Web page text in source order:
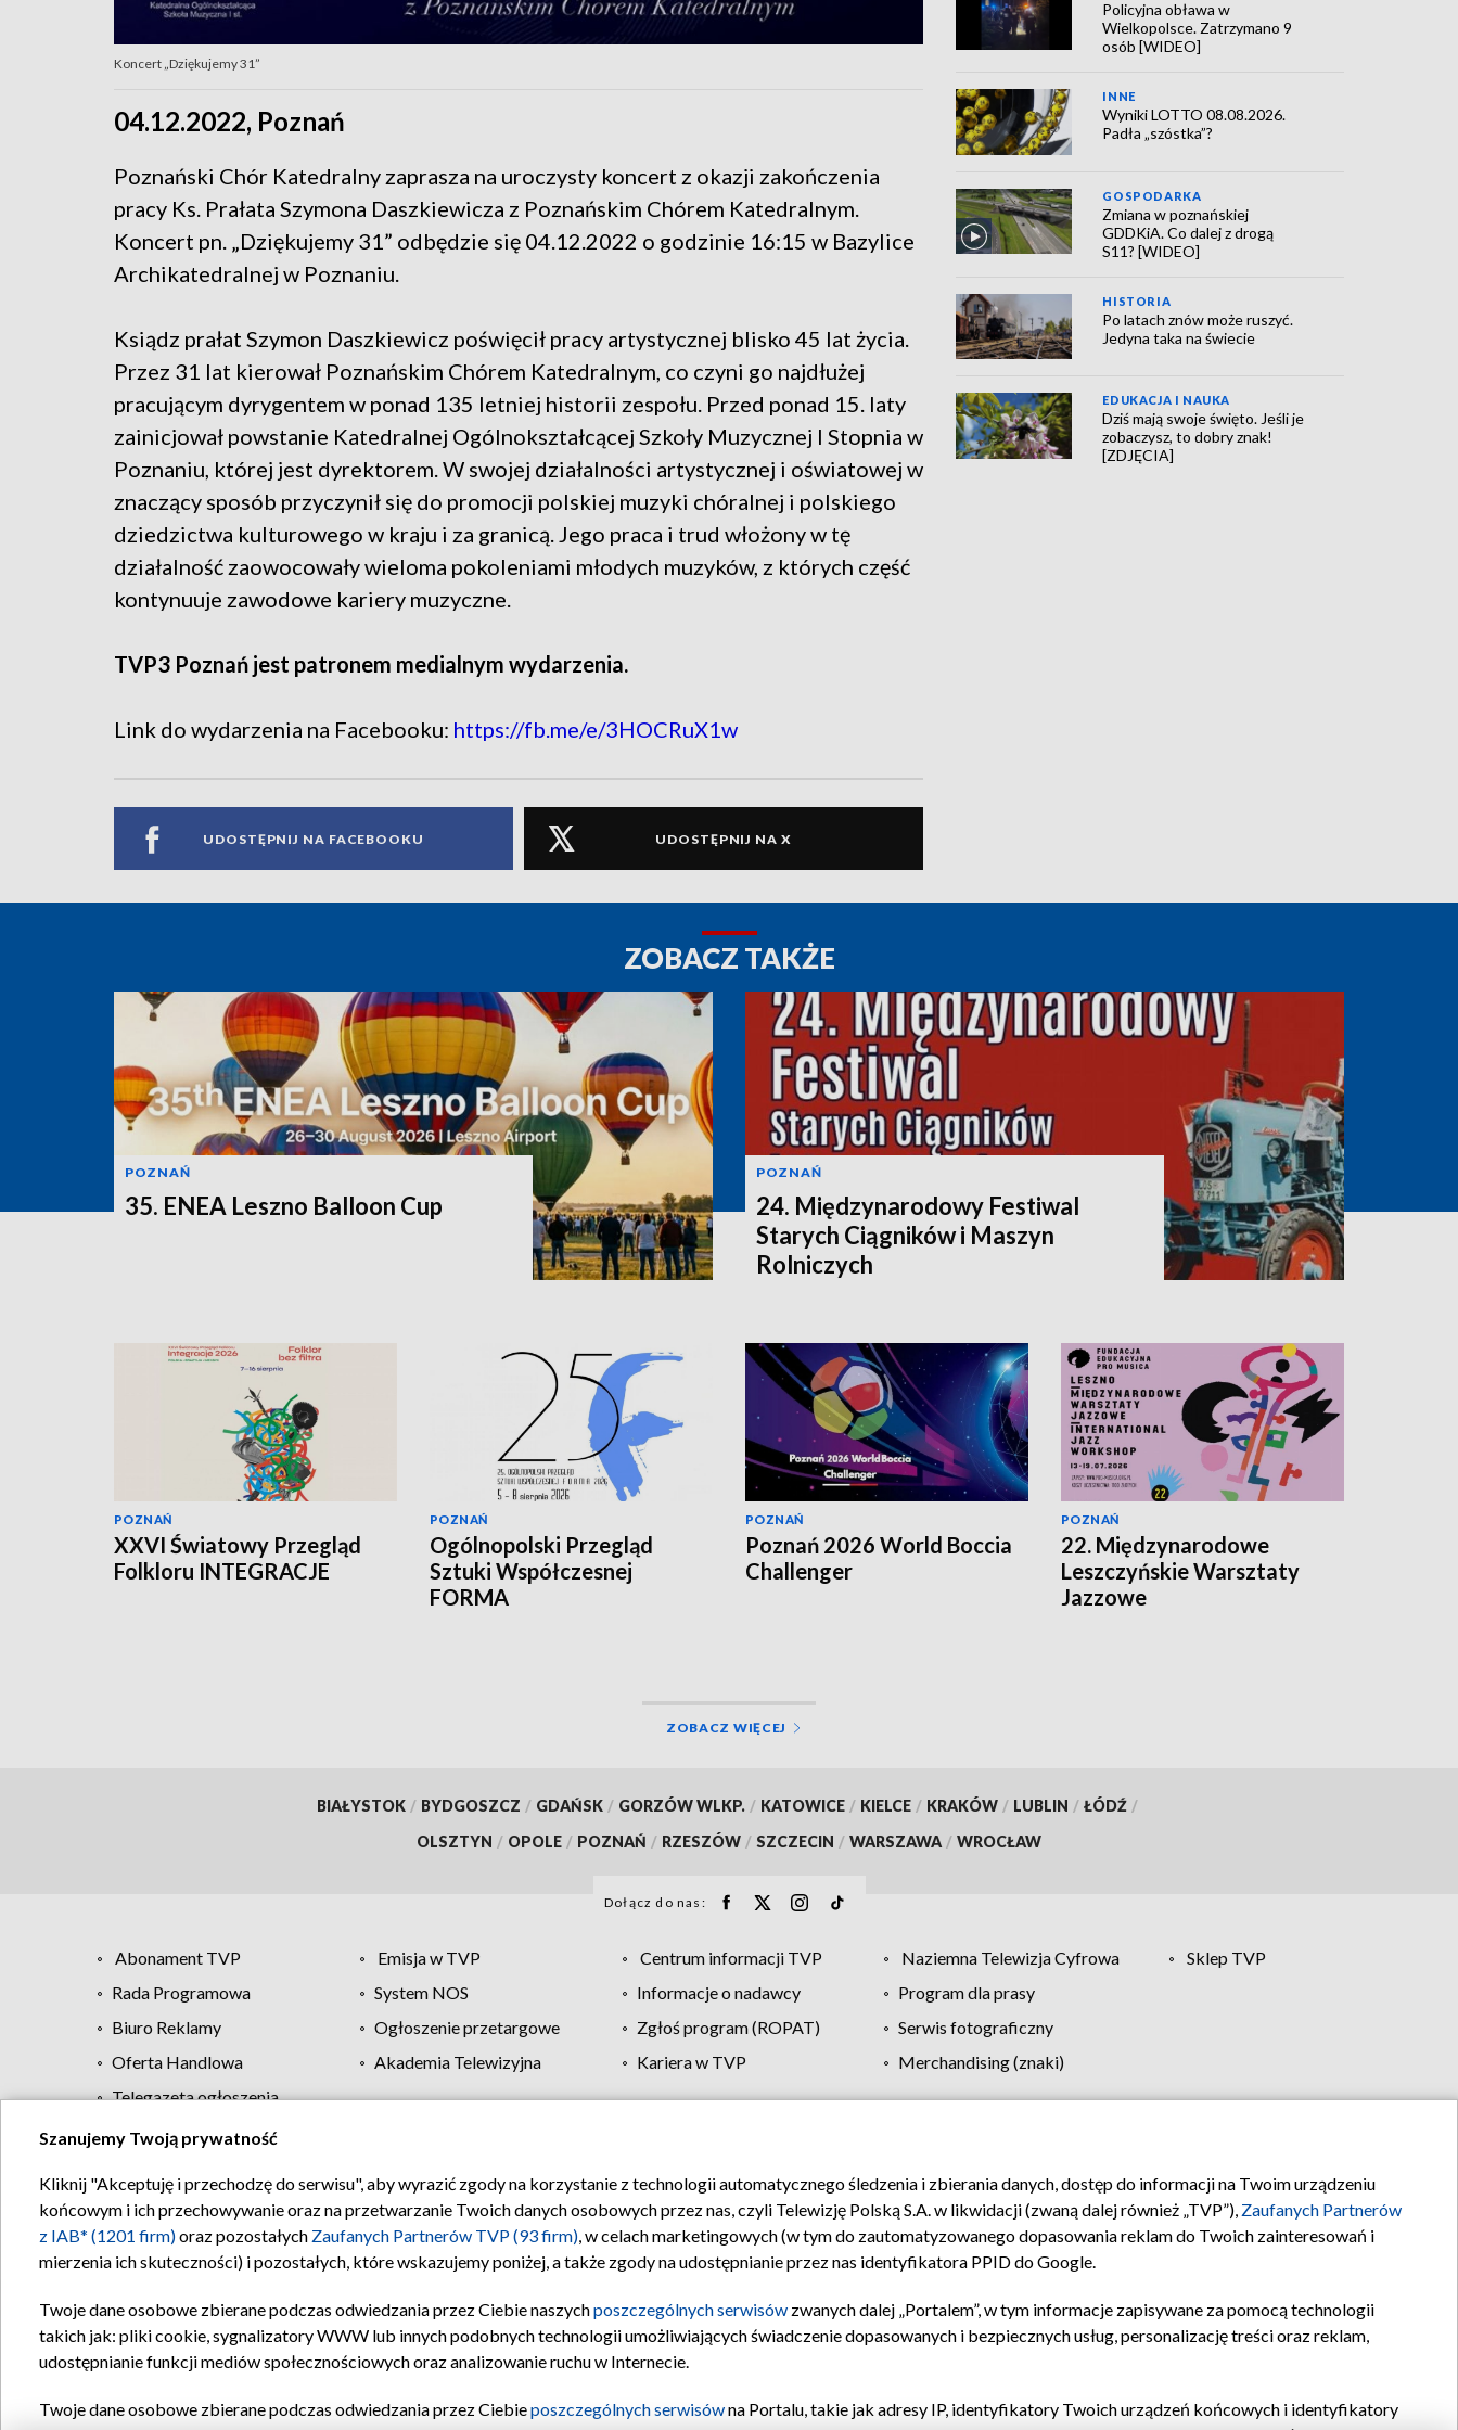
Koncert „Dziękujemy 31”
04.12.2022, Poznań
Poznański Chór Katedralny zaprasza na uroczysty koncert z okazji zakończenia
pracy Ks. Prałata Szymona Daszkiewicza z Poznańskim Chórem Katedralnym.
Koncert pn. „Dziękujemy 31” odbędzie się 04.12.2022 o godzinie 16:15 w Bazylice
Archikatedralnej w Poznaniu.
Ksiądz prałat Szymon Daszkiewicz poświęcił pracy artystycznej blisko 45 lat życia.
Przez 31 lat kierował Poznańskim Chórem Katedralnym, co czyni go najdłużej
pracującym dyrygentem w ponad 135 letniej historii zespołu. Przed ponad 15. laty
zainicjował powstanie Katedralnej Ogólnokształcącej Szkoły Muzycznej I Stopnia w
Poznaniu, której jest dyrektorem. W swojej działalności artystycznej i oświatowej w
znaczący sposób przyczynił się do promocji polskiej muzyki chóralnej i polskiego
dziedzictwa kulturowego w kraju i za granicą. Jego praca i trud włożony w tę
działalność zaowocowały wieloma pokoleniami młodych muzyków, z których część
kontynuuje zawodowe kariery muzyczne.
TVP3 Poznań jest patronem medialnym wydarzenia.
Link do wydarzenia na Facebooku: https://fb.me/e/3HOCRuX1w
UDOSTĘPNIJ NA FACEBOOKU UDOSTĘPNIJ NA X
Policyjna obława w
Wielkopolsce. Zatrzymano 9
osób [WIDEO]
INNE
Wyniki LOTTO 08.08.2026.
Padła „szóstka”?
GOSPODARKA
Zmiana w poznańskiej
GDDKiA. Co dalej z drogą
S11? [WIDEO]
HISTORIA
Po latach znów może ruszyć.
Jedyna taka na świecie
EDUKACJA I NAUKA
Dziś mają swoje święto. Jeśli je
zobaczysz, to dobry znak!
[ZDJĘCIA]
ZOBACZ TAKŻE
POZNAŃ
35. ENEA Leszno Balloon Cup
POZNAŃ
24. Międzynarodowy Festiwal
Starych Ciągników i Maszyn
Rolniczych
POZNAŃ
XXVI Światowy Przegląd
Folkloru INTEGRACJE
POZNAŃ
Ogólnopolski Przegląd
Sztuki Współczesnej
FORMA
POZNAŃ
Poznań 2026 World Boccia
Challenger
POZNAŃ
22. Międzynarodowe
Leszczyńskie Warsztaty
Jazzowe
ZOBACZ WIĘCEJ
BIAŁYSTOK / BYDGOSZCZ / GDAŃSK / GORZÓW WLKP. / KATOWICE / KIELCE / KRAKÓW / LUBLIN / ŁÓDŹ /
OLSZTYN / OPOLE / POZNAŃ / RZESZÓW / SZCZECIN / WARSZAWA / WROCŁAW
Dołącz do nas:
Abonament TVP Emisja w TVP Centrum informacji TVP Naziemna Telewizja Cyfrowa
Sklep TVP
Rada Programowa
System NOS Informacje o nadawcy
Program dla prasy
Biuro Reklamy
Ogłoszenie przetargowe Zgłoś program (ROPAT)
Serwis fotograficzny
Oferta Handlowa
Akademia Telewizyjna Kariera w TVP
Merchandising (znaki)
Telegazeta ogłoszenia
Regulamin TVP Polityka prywatności Moje zgody Pomoc Biuro reklamy Kontakt
Szanujemy Twoją prywatność
Kliknij "Akceptuję i przechodzę do serwisu", aby wyrazić zgody na korzystanie z technologii automatycznego śledzenia i zbierania danych, dostęp do informacji na Twoim urządzeniu
końcowym i ich przechowywanie oraz na przetwarzanie Twoich danych osobowych przez nas, czyli Telewizję Polską S.A. w likwidacji (zwaną dalej również „TVP”), Zaufanych Partnerów
z IAB* (1201 firm)oraz pozostałych Zaufanych Partnerów TVP (93 firm), w celach marketingowych (w tym do zautomatyzowanego dopasowania reklam do Twoich zainteresowań i
mierzenia ich skuteczności) i pozostałych, które wskazujemy poniżej, a także zgody na udostępnianie przez nas identyfikatora PPID do Google.
Twoje dane osobowe zbierane podczas odwiedzania przez Ciebie naszychposzczególnych serwisów zwanych dalej „Portalem”, w tym informacje zapisywane za pomocą technologii
takich jak: pliki cookie, sygnalizatory WWW lub innych podobnych technologii umożliwiających świadczenie dopasowanych i bezpiecznych usług, personalizację treści oraz reklam,
udostępnianie funkcji mediów społecznościowych oraz analizowanie ruchu w Internecie.
Twoje dane osobowe zbierane podczas odwiedzania przez Ciebieposzczególnych serwisówna Portalu, takie jak adresy IP, identyfikatory Twoich urządzeń końcowych i identyfikatory